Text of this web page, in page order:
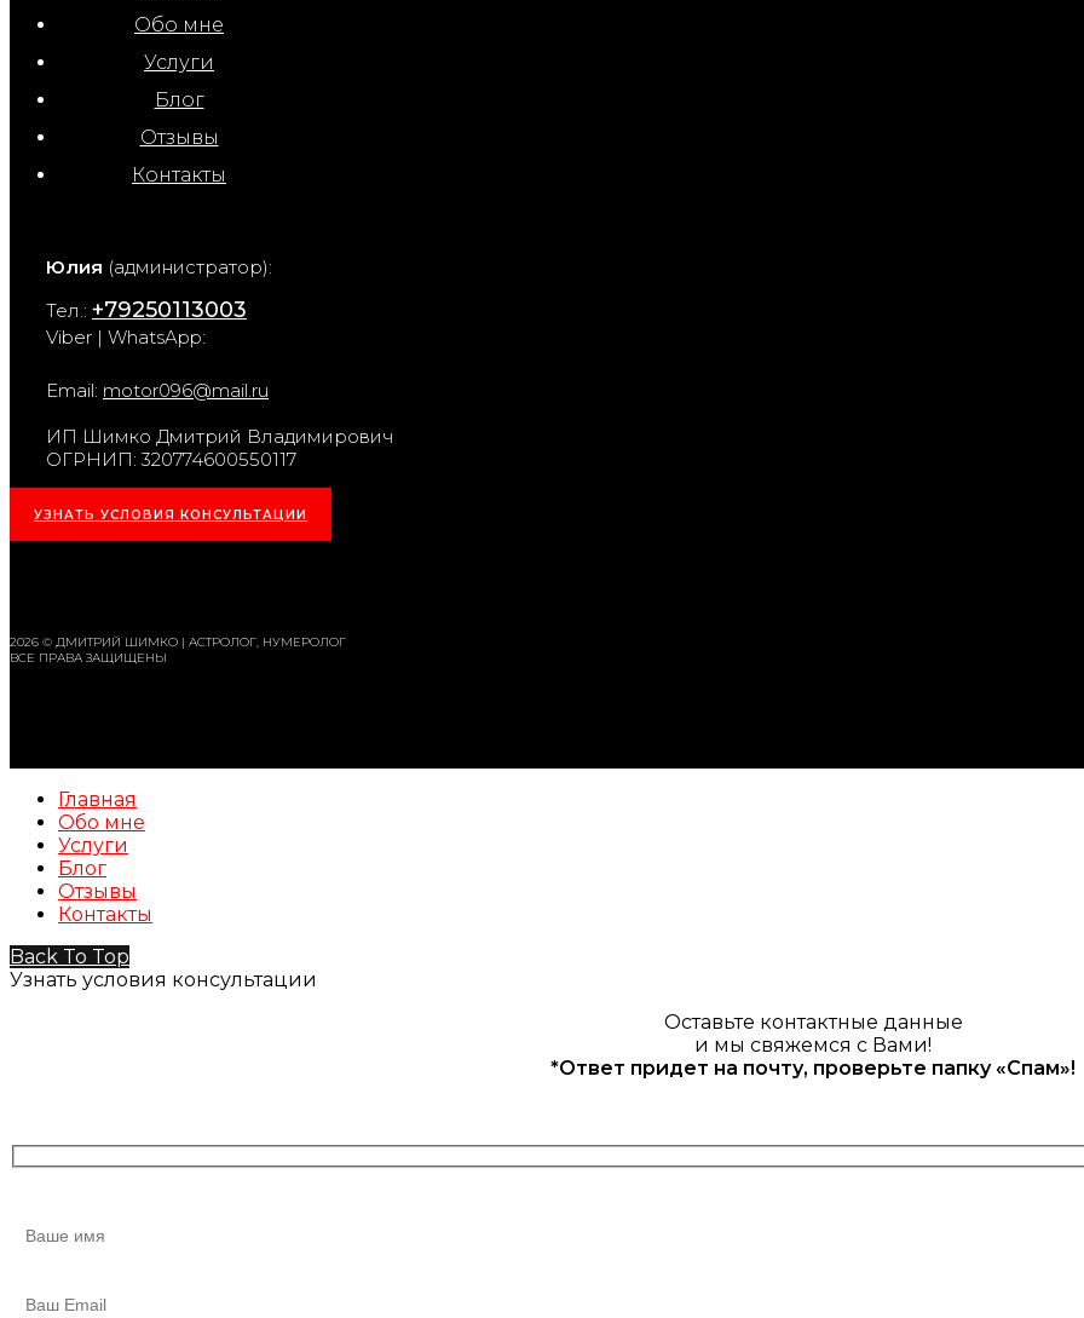
Обо мне
Услуги
Блог
Отзывы
Контакты
Юлия (администратор):
Тел.: +79250113003
Viber | WhatsApp:
Email: motor096@mail.ru
ИП Шимко Дмитрий Владимирович
ОГРНИП: 320774600550117
УЗНАТЬ УСЛОВИЯ КОНСУЛЬТАЦИИ
2026 © ДМИТРИЙ ШИМКО | АСТРОЛОГ, НУМЕРОЛОГ
ВСЕ ПРАВА ЗАЩИЩЕНЫ
Главная
Обо мне
Услуги
Блог
Отзывы
Контакты
Back To Top
Узнать условия консультации
Оставьте контактные данные
и мы свяжемся с Вами!
*Ответ придет на почту, проверьте папку «Спам»!